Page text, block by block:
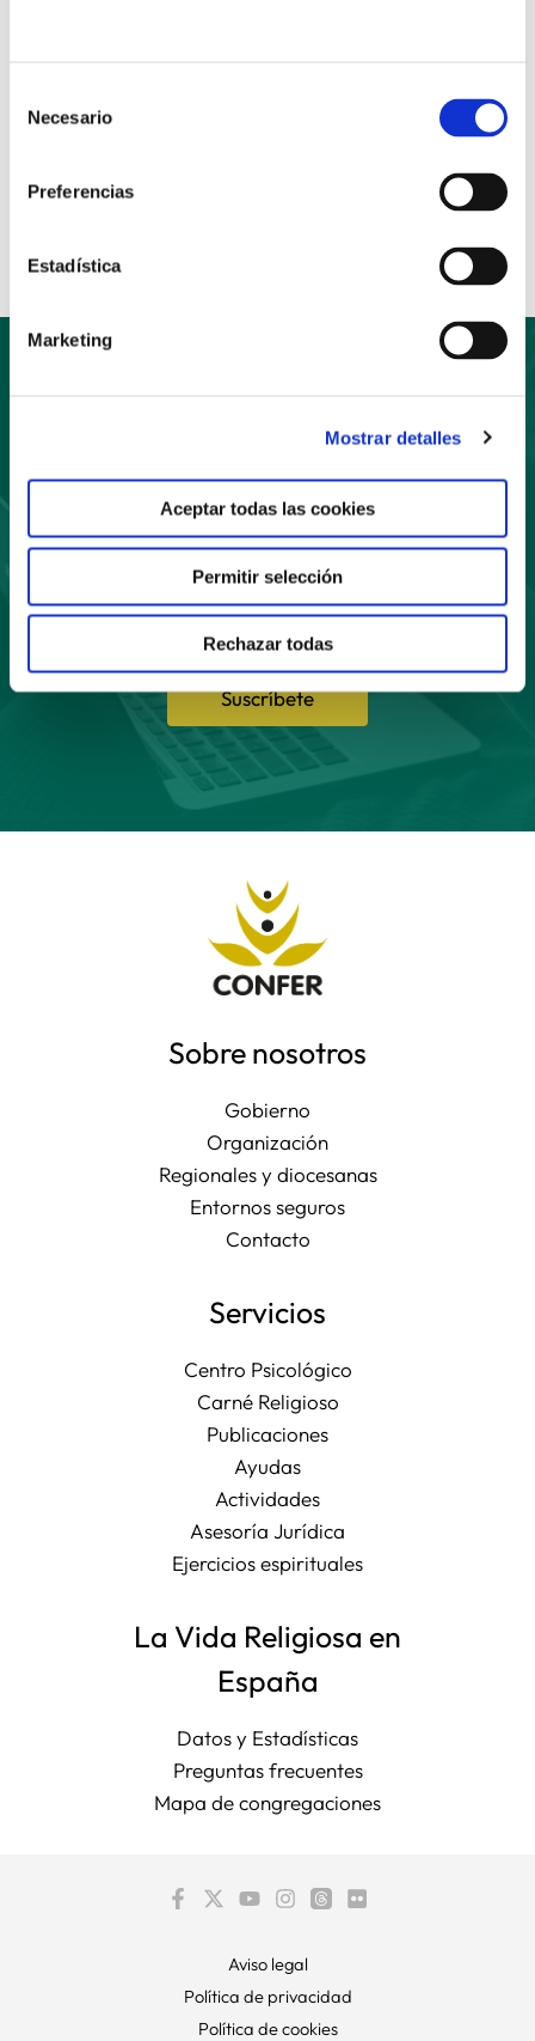
Necesario
Preferencias
Estadística
Marketing
Mostrar detalles
Aceptar todas las cookies
Permitir selección
Rechazar todas
Compartir:
Suscríbete
Suscríbete
a nuestro boletín
Sobre nosotros
Gobierno
Organización
Regionales y diocesanas
Entornos seguros
Contacto
Servicios
Centro Psicológico
Carné Religioso
Publicaciones
Ayudas
Actividades
Asesoría Jurídica
Ejercicios espirituales
La Vida Religiosa en
España
Datos y Estadísticas
Preguntas frecuentes
Mapa de congregaciones
Aviso legal
Política de privacidad
Política de cookies